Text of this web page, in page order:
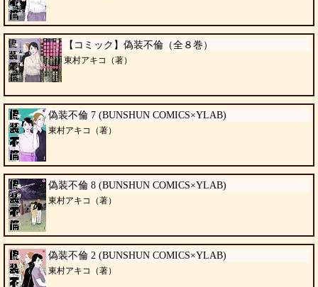
【コミック】偽装不倫（全８巻）
東村アキコ（著）
偽装不倫 7 (BUNSHUN COMICS×YLAB)
東村アキコ（著）
偽装不倫 8 (BUNSHUN COMICS×YLAB)
東村アキコ（著）
偽装不倫 2 (BUNSHUN COMICS×YLAB)
東村アキコ（著）